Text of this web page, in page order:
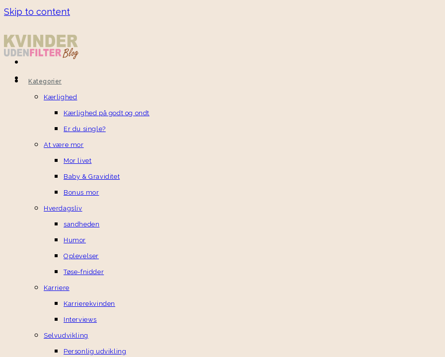
Skip to content
Kategorier
Kærlighed
Kærlighed på godt og ondt
Er du single?
At være mor
Mor livet
Baby & Graviditet
Bonus mor
Hverdagsliv
sandheden
Humor
Oplevelser
Tøse-fnidder
Karriere
Karrierekvinden
Interviews
Selvudvikling
Personlig udvikling